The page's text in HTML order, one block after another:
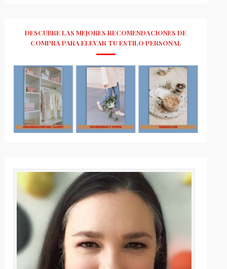
DESCUBRE LAS MEJORES RECOMENDACIONES DE
COMPRA PARA ELEVAR TU ESTILO PERSONAL